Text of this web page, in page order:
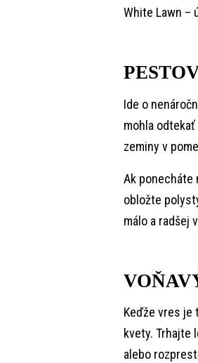
White Lawn –
Ide o
mohla
zeminy v
Ak ponecháte
obložte
málo a radšej
Keďže vres je
kvety. Trhajte
alebo